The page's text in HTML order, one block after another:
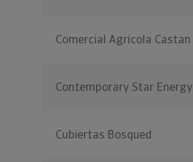
Comercial Agricola Castan
Contemporary Star Energy
Cubiertas Bosqued